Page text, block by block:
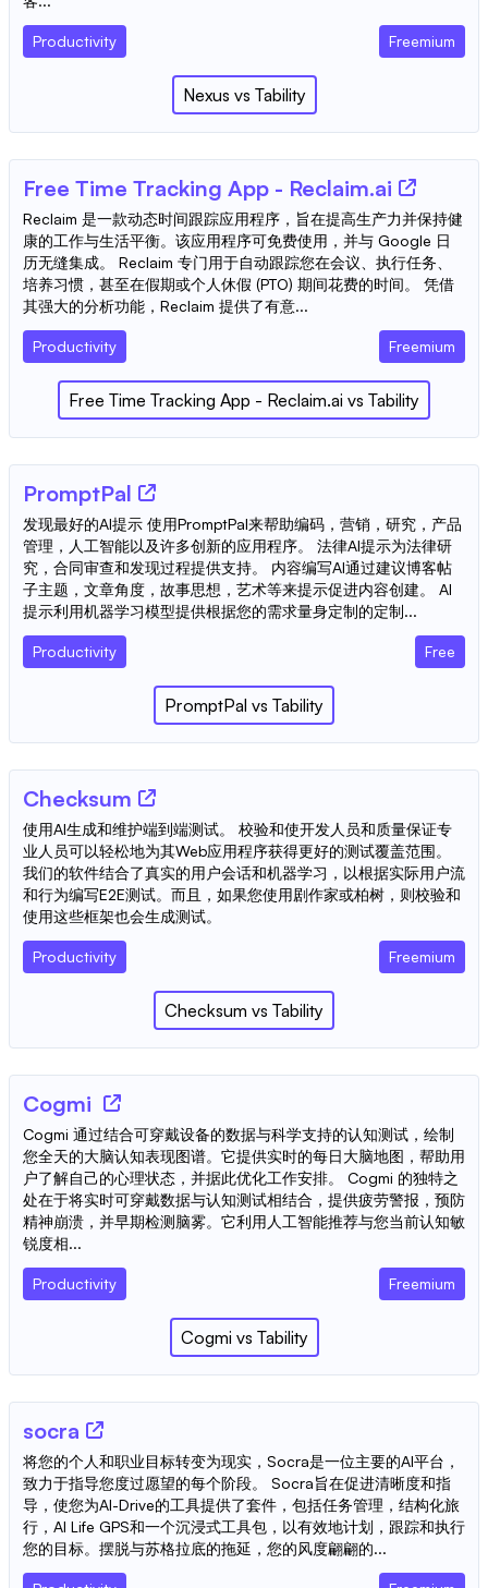
Productivity Freemium
Nexus vs Tability
Free Time Tracking App - Reclaim.ai
Reclaim 是一款动态时间跟踪应用程序，旨在提高生产力并保持健
康的工作与生活平衡。该应用程序可免费使用，并与 Google 日
历无缝集成。 Reclaim 专门用于自动跟踪您在会议、执行任务、
培养习惯，甚至在假期或个人休假 (PTO) 期间花费的时间。 凭借
其强大的分析功能，Reclaim 提供了有意...
Productivity Freemium
Free Time Tracking App - Reclaim.ai vs Tability
PromptPal
发现最好的AI提示 使用PromptPal来帮助编码，营销，研究，产品
管理，人工智能以及许多创新的应用程序。 法律AI提示为法律研
究，合同审查和发现过程提供支持。 内容编写AI通过建议博客帖
子主题，文章角度，故事思想，艺术等来提示促进内容创建。 AI
提示利用机器学习模型提供根据您的需求量身定制的定制...
Productivity Free
PromptPal vs Tability
Checksum
使用AI生成和维护端到端测试。 校验和使开发人员和质量保证专
业人员可以轻松地为其Web应用程序获得更好的测试覆盖范围。
我们的软件结合了真实的用户会话和机器学习，以根据实际用户流
和行为编写E2E测试。而且，如果您使用剧作家或柏树，则校验和
使用这些框架也会生成测试。
Productivity Freemium
Checksum vs Tability
Cogmi
Cogmi 通过结合可穿戴设备的数据与科学支持的认知测试，绘制
您全天的大脑认知表现图谱。它提供实时的每日大脑地图，帮助用
户了解自己的心理状态，并据此优化工作安排。 Cogmi 的独特之
处在于将实时可穿戴数据与认知测试相结合，提供疲劳警报，预防
精神崩溃，并早期检测脑雾。它利用人工智能推荐与您当前认知敏
锐度相...
Productivity Freemium
Cogmi vs Tability
socra
将您的个人和职业目标转变为现实，Socra是一位主要的AI平台，
致力于指导您度过愿望的每个阶段。 Socra旨在促进清晰度和指
导，使您为AI-Drive的工具提供了套件，包括任务管理，结构化旅
行，AI Life GPS和一个沉浸式工具包，以有效地计划，跟踪和执行
您的目标。摆脱与苏格拉底的拖延，您的风度翩翩的...